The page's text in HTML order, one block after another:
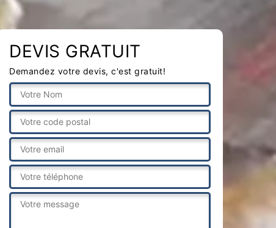
DEVIS GRATUIT
Demandez votre devis, c'est gratuit!